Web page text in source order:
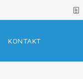
KONTAKT